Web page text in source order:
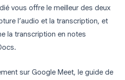
vous offre le meilleur des deux
l’audio et la transcription, et
la transcription en notes
sur Google Meet, le guide de